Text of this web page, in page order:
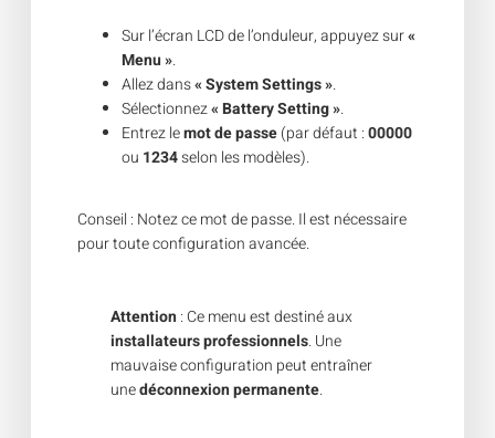
Sur l’écran LCD de l’onduleur, appuyez sur«
Menu ».
Allez dans« System Settings ».
Sélectionnez«Battery Setting».
Entrez lemot de passe(par défaut :00000
ou 1234selon les modèles).
Conseil : Notez ce mot de passe. Il est nécessaire
pour toute configuration avancée.
Attention : Ce menu est destiné aux
installateurs professionnels. Une
mauvaise configuration peut entraîner
unedéconnexion permanente.